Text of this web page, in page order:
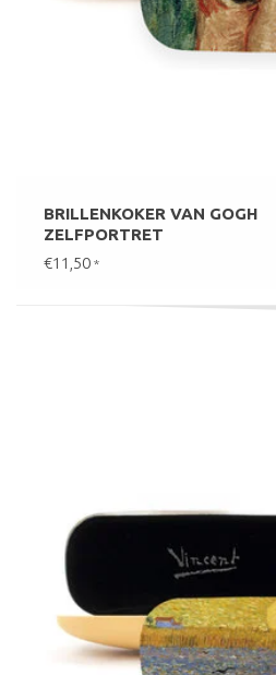
BRILLENKOKER VAN GOGH
ZELFPORTRET
€11,50 *